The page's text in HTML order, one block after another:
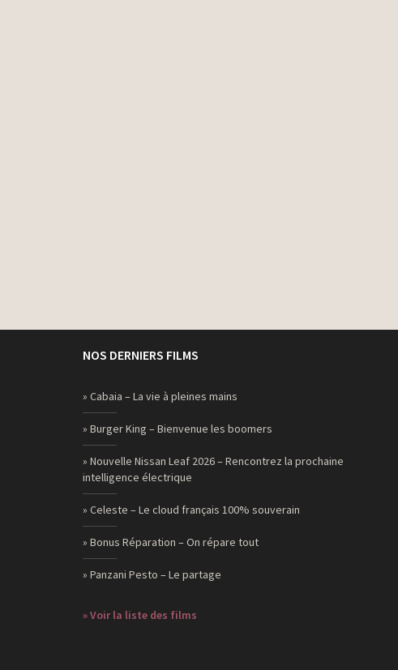
NOS DERNIERS FILMS
» Cabaia – La vie à pleines mains
» Burger King – Bienvenue les boomers
» Nouvelle Nissan Leaf 2026 – Rencontrez la prochaine
intelligence électrique
» Celeste – Le cloud français 100% souverain
» Bonus Réparation – On répare tout
» Panzani Pesto – Le partage
» Voir la liste des films